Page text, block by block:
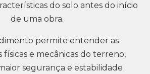
do solo antes do início
de uma obra.
permite entender as
físicas e mecânicas do terreno,
segurança e estabilidade